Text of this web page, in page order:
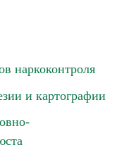
наркоконтроля
и картографии